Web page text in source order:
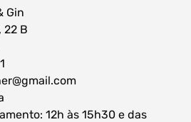
Gin
22 B
12h às 15h30 e das